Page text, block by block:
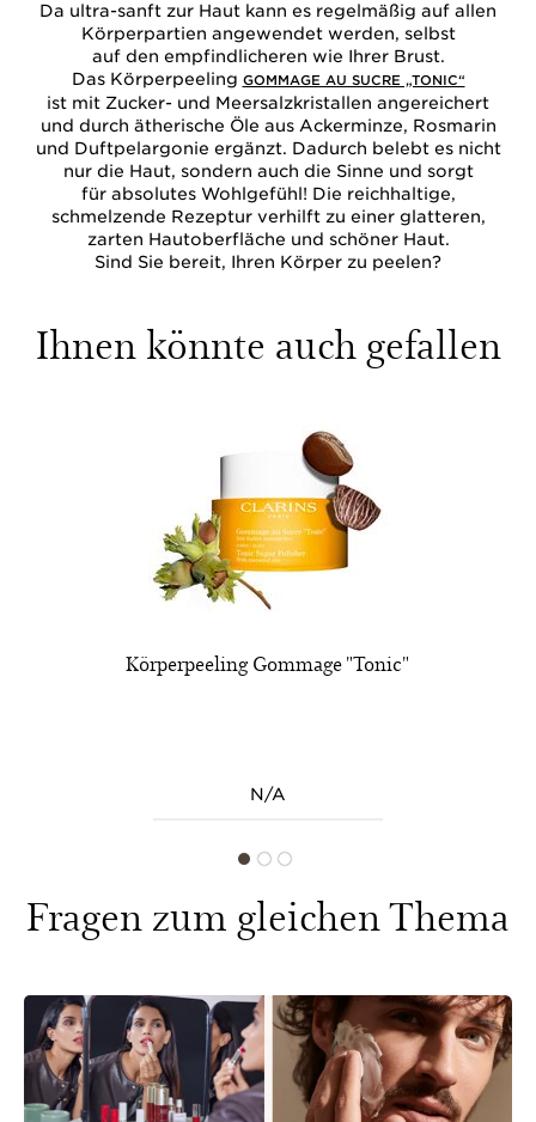
Da ultra-sanft zur Haut kann es regelmäßig auf allen
Körperpartien angewendet werden, selbst
auf den empfindlicheren wie Ihrer Brust.
Das Körperpeeling GOMMAGE AU SUCRE „TONIC“
ist mit Zucker- und Meersalzkristallen angereichert
und durch ätherische Öle aus Ackerminze, Rosmarin
und Duftpelargonie ergänzt. Dadurch belebt es nicht
nur die Haut, sondern auch die Sinne und sorgt
für absolutes Wohlgefühl! Die reichhaltige,
schmelzende Rezeptur verhilft zu einer glatteren,
zarten Hautoberfläche und schöner Haut.
Sind Sie bereit, Ihren Körper zu peelen?
Ihnen könnte auch gefallen
Körperpeeling Gommage "Tonic"
N/A
Fragen zum gleichen Thema